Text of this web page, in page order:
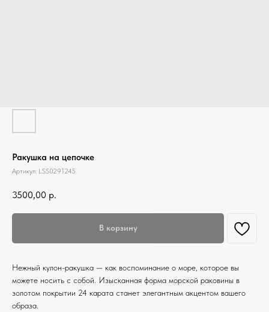
Ракушка на цепочке
Артикул: LSS0291245
3500,00 р.
В корзину
Нежный кулон-ракушка — как воспоминание о море, которое вы
можете носить с собой. Изысканная форма морской раковины в
золотом покрытии 24 карата станет элегантным акцентом вашего
образа.